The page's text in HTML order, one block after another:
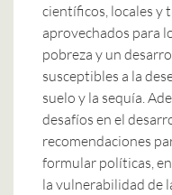
científicos, locales y
aprovechados para
pobreza y un
susceptibles a la
suelo y la sequía.
desafíos en el
recomendaciones
formular políticas,
la vulnerabilidad de